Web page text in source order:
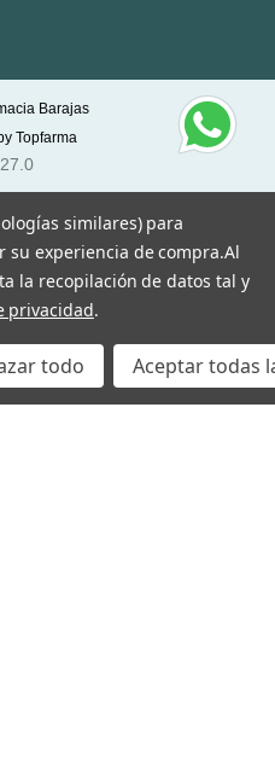
Barajas
Topfarma
similares) para
su experiencia de compra.Al
la recopilación de datos tal y
privacidad.
todo Aceptar todas